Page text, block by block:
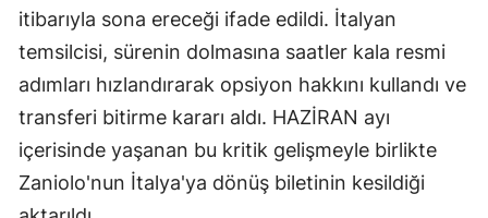
itibarıyla sona ereceği ifade edildi. İtalyan
temsilcisi, sürenin dolmasına saatler kala resmi
adımları hızlandırarak opsiyon hakkını kullandı ve
transferi bitirme kararı aldı. HAZİRAN ayı
içerisinde yaşanan bu kritik gelişmeyle birlikte
Zaniolo'nun İtalya'ya dönüş biletinin kesildiği